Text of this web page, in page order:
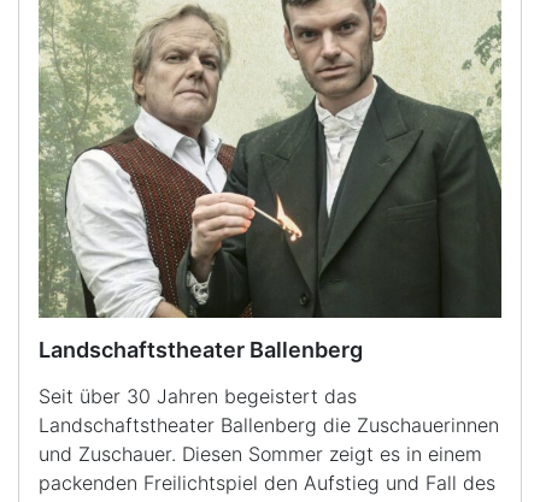
Landschaftstheater Ballenberg
Seit über 30 Jahren begeistert das
Landschaftstheater Ballenberg die Zuschauerinnen
und Zuschauer. Diesen Sommer zeigt es in einem
packenden Freilichtspiel den Aufstieg und Fall des